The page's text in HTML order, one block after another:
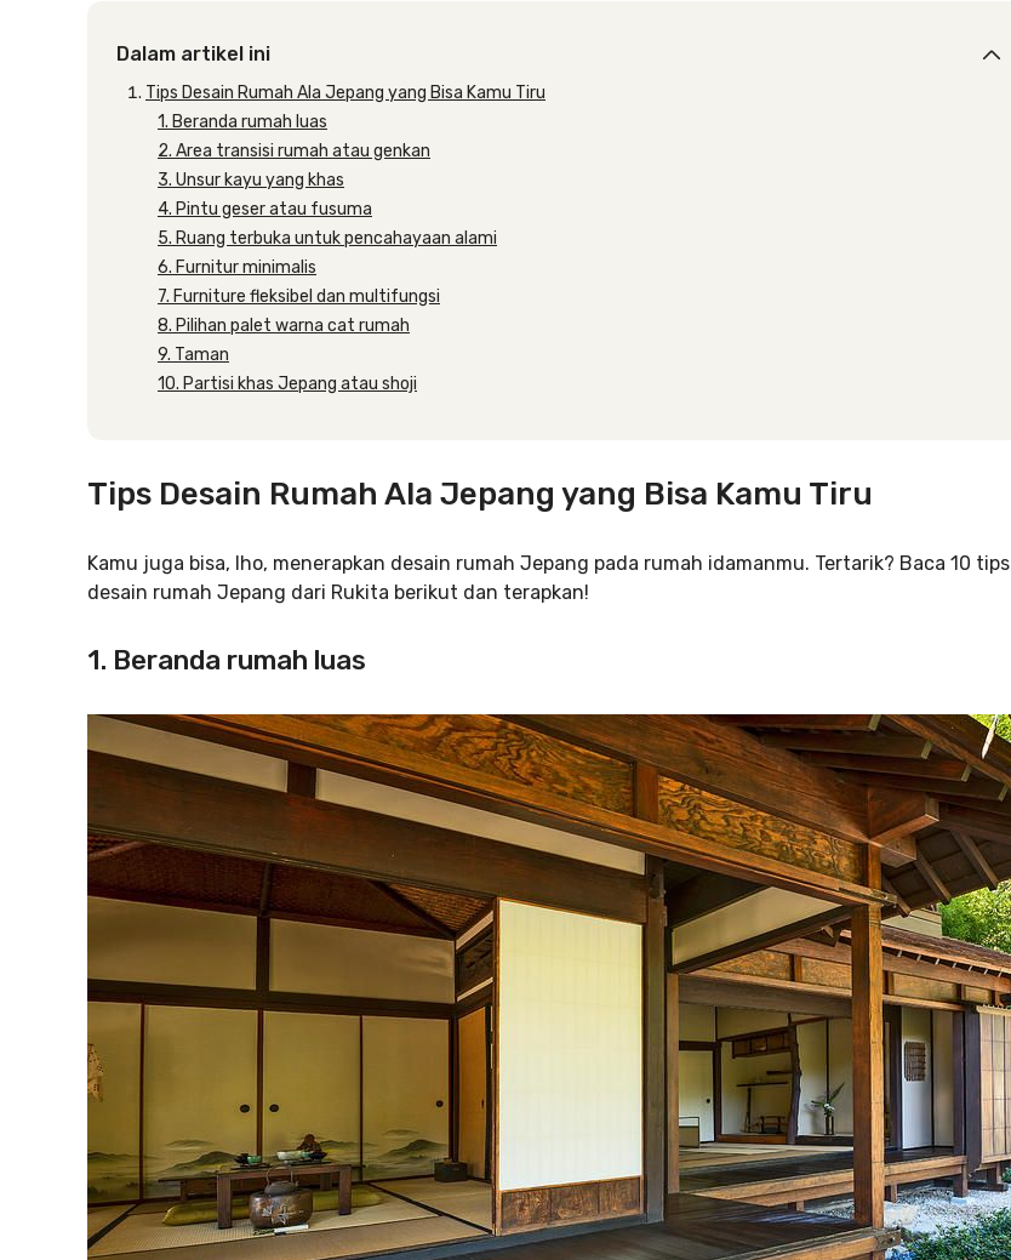
Dalam artikel ini
Tips Desain Rumah Ala Jepang yang Bisa Kamu Tiru
1. Beranda rumah luas
2. Area transisi rumah atau genkan
3. Unsur kayu yang khas
4. Pintu geser atau fusuma
5. Ruang terbuka untuk pencahayaan alami
6. Furnitur minimalis
7. Furniture fleksibel dan multifungsi
8. Pilihan palet warna cat rumah
9. Taman
10. Partisi khas Jepang atau shoji
Tips Desain Rumah Ala Jepang yang Bisa Kamu Tiru
Kamu juga bisa, lho, menerapkan desain rumah Jepang pada rumah idamanmu. Tertarik? Baca 10 tips
desain rumah Jepang dari Rukita berikut dan terapkan!
1. Beranda rumah luas